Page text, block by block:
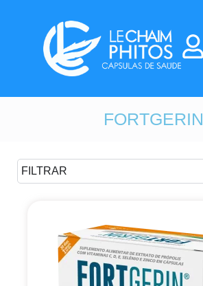
FORTGERIN
FILTRAR